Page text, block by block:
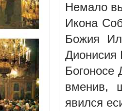
Немало
Икона
Божия
Дионисия
Богоносе
вменив,
явился